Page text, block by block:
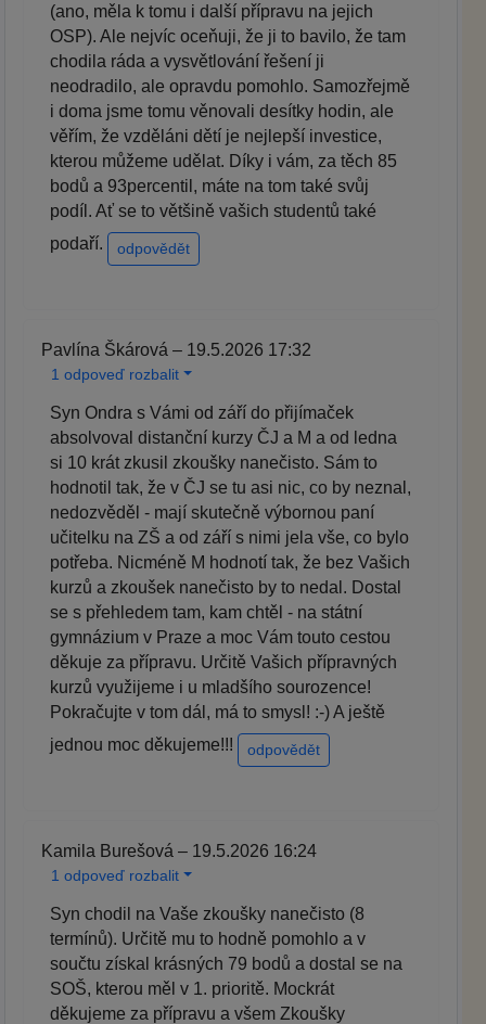
(ano, měla k tomu i další přípravu na jejich
OSP). Ale nejvíc oceňuji, že ji to bavilo, že tam
chodila ráda a vysvětlování řešení ji
neodradilo, ale opravdu pomohlo. Samozřejmě
i doma jsme tomu věnovali desítky hodin, ale
věřím, že vzděláni dětí je nejlepší investice,
kterou můžeme udělat. Díky i vám, za těch 85
bodů a 93percentil, máte na tom také svůj
podíl. Ať se to většině vašich studentů také
podaří.
odpovědět
Pavlína Škárová – 19.5.2026 17:32
1 odpoveď rozbalit
Syn Ondra s Vámi od září do přijímaček
absolvoval distanční kurzy ČJ a M a od ledna
si 10 krát zkusil zkoušky nanečisto. Sám to
hodnotil tak, že v ČJ se tu asi nic, co by neznal,
nedozvěděl - mají skutečně výbornou paní
učitelku na ZŠ a od září s nimi jela vše, co bylo
potřeba. Nicméně M hodnotí tak, že bez Vašich
kurzů a zkoušek nanečisto by to nedal. Dostal
se s přehledem tam, kam chtěl - na státní
gymnázium v Praze a moc Vám touto cestou
děkuje za přípravu. Určitě Vašich přípravných
kurzů využijeme i u mladšího sourozence!
Pokračujte v tom dál, má to smysl! :-) A ještě
jednou moc děkujeme!!!
odpovědět
Kamila Burešová – 19.5.2026 16:24
1 odpoveď rozbalit
Syn chodil na Vaše zkoušky nanečisto (8
termínů). Určitě mu to hodně pomohlo a v
součtu získal krásných 79 bodů a dostal se na
SOŠ, kterou měl v 1. prioritě. Mockrát
děkujeme za přípravu a všem Zkoušky